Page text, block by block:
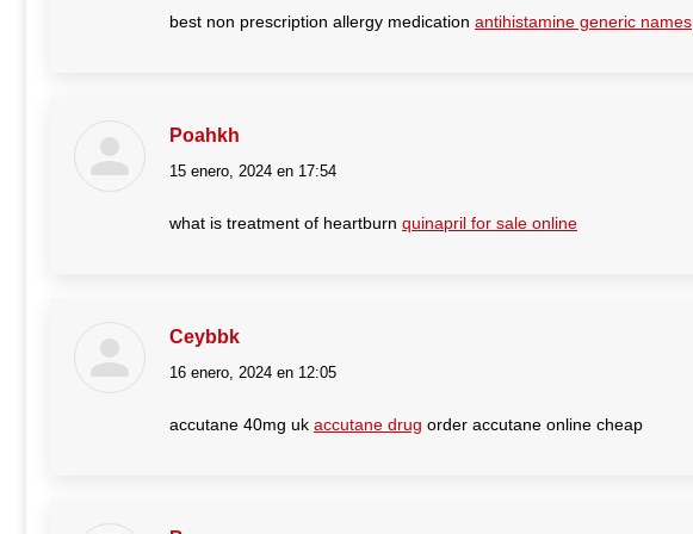
best non prescription allergy medication antihistamine generic names
Poahkh
dice:
15 enero, 2024 en 17:54
what is treatment of heartburn quinapril for sale online
Ceybbk
dice:
16 enero, 2024 en 12:05
accutane 40mg uk accutane drug order accutane online cheap